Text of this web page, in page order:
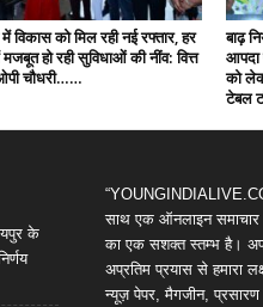
विकास को मिल रही नई रफ्तार, हर
मजबूत हो रही सुविधाओं की नींव: वित्त
चौधरी……
बाढ़
आपदा
को
टेबल
के
साथ एक ऑनलाइन समाचार
का एक सशक्त स्तम्भ है।
अप्रतिम प्रयास से हमारा
न्यूज़ पेपर, मैगजीन,